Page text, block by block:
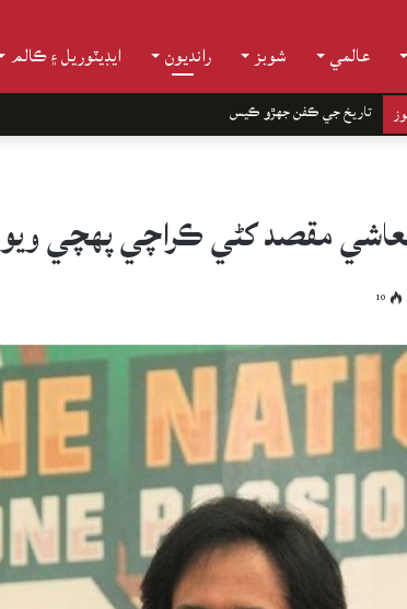
عالمي شوبز رانديون ايڊيٽوريل ۽ ڪالم
تاريخ جي ڪفن جھڙو ڪيس
مقصد کڻي ڪراچي پهچي ويو
10